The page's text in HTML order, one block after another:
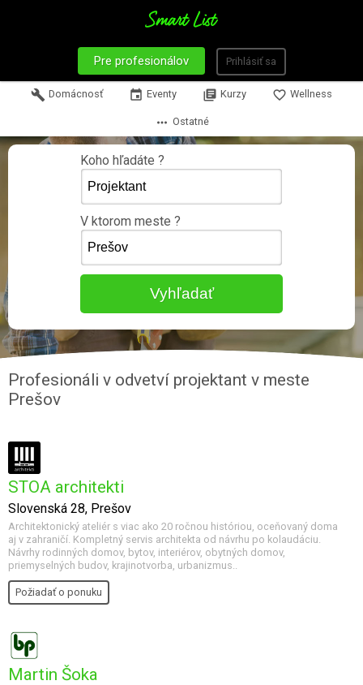
Pre profesionálov Prihlásiť sa
build Domácnosť event Eventy library_books Kurzy favorite_border Wellness
more_horiz Ostatné
Koho hľadáte ?
V ktorom meste ?
Profesionáli v odvetví projektant v meste
Prešov
STOA architekti
Slovenská 28, Prešov
Architektonický ateliér s viac ako 20 ročnou históriou, oceňovaný doma
aj v zahraničí. Kompletný servis architekta od návrhu po kolaudáciu.
Návrhy rodinných domov, bytov, interiérov, obytných domov,
priemyselných budov, krajinotvorba, urbanizmus..
Požiadať o ponuku
Martin Šoka